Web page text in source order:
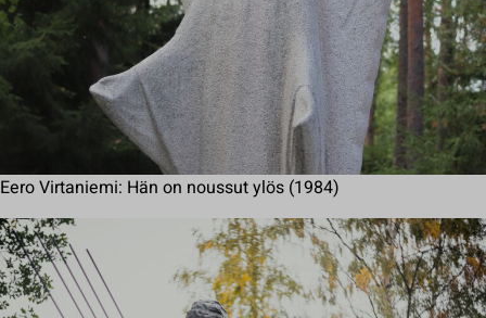
Eero Virtaniemi: Hän on noussut ylös (1984)